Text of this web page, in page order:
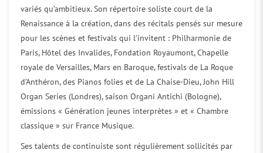
variés qu’ambitieux. Son répertoire soliste court de la
Renaissance à la création, dans des récitals pensés sur mesure
pour les scènes et festivals qui l’invitent : Philharmonie de
Paris, Hôtel des Invalides, Fondation Royaumont, Chapelle
royale de Versailles, Mars en Baroque, festivals de La Roque
d’Anthéron, des Pianos folies et de La Chaise-Dieu, John Hill
Organ Series (Londres), saison Organi Antichi (Bologne),
émissions « Génération jeunes interprètes » et « Chambre
classique » sur France Musique.
Ses talents de continuiste sont régulièrement sollicités par